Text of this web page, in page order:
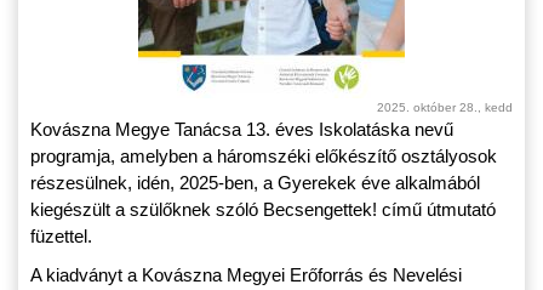
2025. október 28., kedd
Kovászna Megye Tanácsa 13. éves Iskolatáska nevű
programja, amelyben a háromszéki előkészítő osztályosok
részesülnek, idén, 2025-ben, a Gyerekek éve alkalmából
kiegészült a szülőknek szóló Becsengettek! című útmutató
füzettel.
A kiadványt a Kovászna Megyei Erőforrás és Nevelési